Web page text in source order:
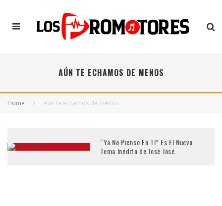
AÚN TE ECHAMOS DE MENOS
Home Aún te echamos de menos
“Ya No Pienso En Tí” Es El Nuevo
Tema Inédito de José José.